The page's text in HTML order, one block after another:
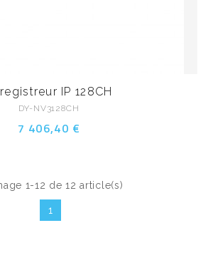
IP 128CH
DY-NV3128CH
7 406,40 €
1-12 de 12 article(s)
1